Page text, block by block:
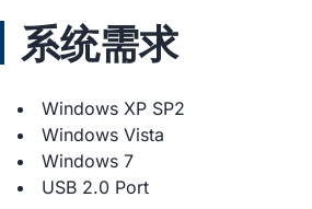
系统需求
Windows XP SP2
Windows Vista
Windows 7
USB 2.0 Port